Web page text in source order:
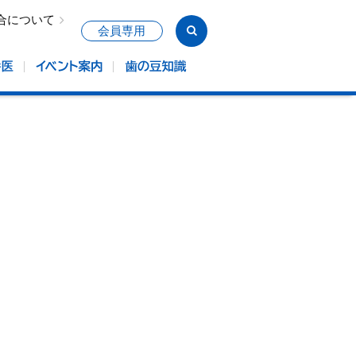
について
会員専用